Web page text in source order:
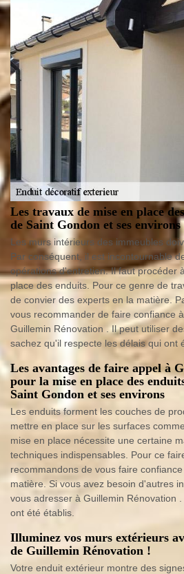
Les travaux de mise en place
de Saint Gondon et ses environs
Les murs intérieurs des immeubles
Par conséquent, il est incontournable
opérations d'entretien. Il faut procéder
place des enduits. Pour ce genre de
de convier des experts en la matière.
vous recommander de faire confiance
Guillemin Rénovation . Il peut utiliser
sachez qu'il respecte les délais qui ont
Les avantages de faire appel à
pour la mise en place des
Saint Gondon et ses environs
Les enduits forment les couches de
mettre en place sur les surfaces
mise en place nécessite une certaine
techniques indispensables. Pour ce
recommandons de vous faire
matière. Si vous avez besoin d'autres
vous adresser à Guillemin Rénovation
ont été établis.
Illuminez vos murs extérieurs
de Guillemin Rénovation !
Votre enduit extérieur montre des